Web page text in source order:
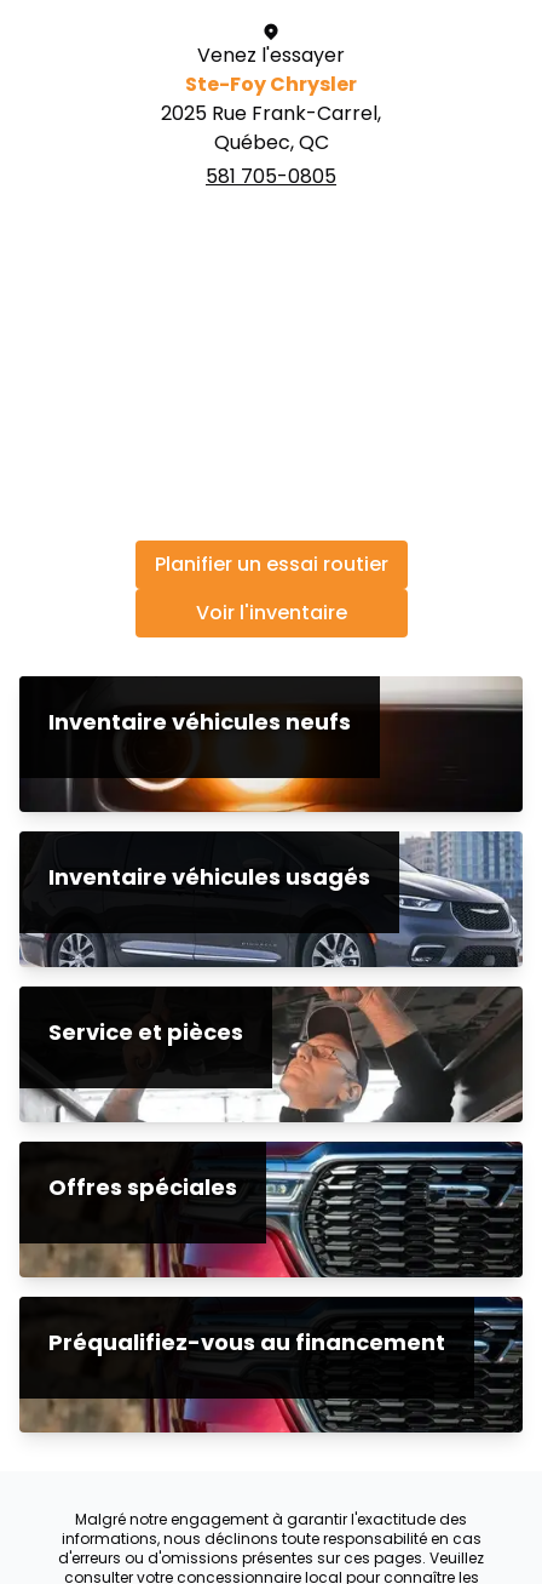
Venez l'essayer
Ste-Foy Chrysler
2025 Rue Frank-Carrel,
Québec, QC
581 705-0805
Planifier un essai routier
Voir l'inventaire
Inventaire véhicules neufs
Inventaire véhicules usagés
Service et pièces
Offres spéciales
Préqualifiez-vous au financement
Malgré notre engagement à garantir l'exactitude des
informations, nous déclinons toute responsabilité en cas
d'erreurs ou d'omissions présentes sur ces pages. Veuillez
consulter votre concessionnaire local pour connaître les